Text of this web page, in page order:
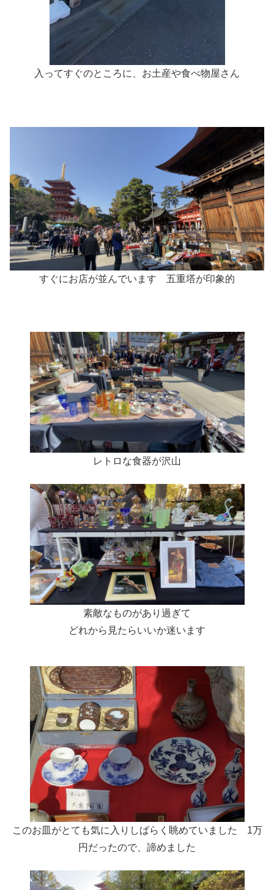
入ってすぐのところに、お土産や食べ物屋さん
すぐにお店が並んでいます 五重塔が印象的
レトロな食器が沢山
素敵なものがあり過ぎて
どれから見たらいいか迷います
このお皿がとても気に入りしばらく眺めていました 1万
円だったので、諦めました